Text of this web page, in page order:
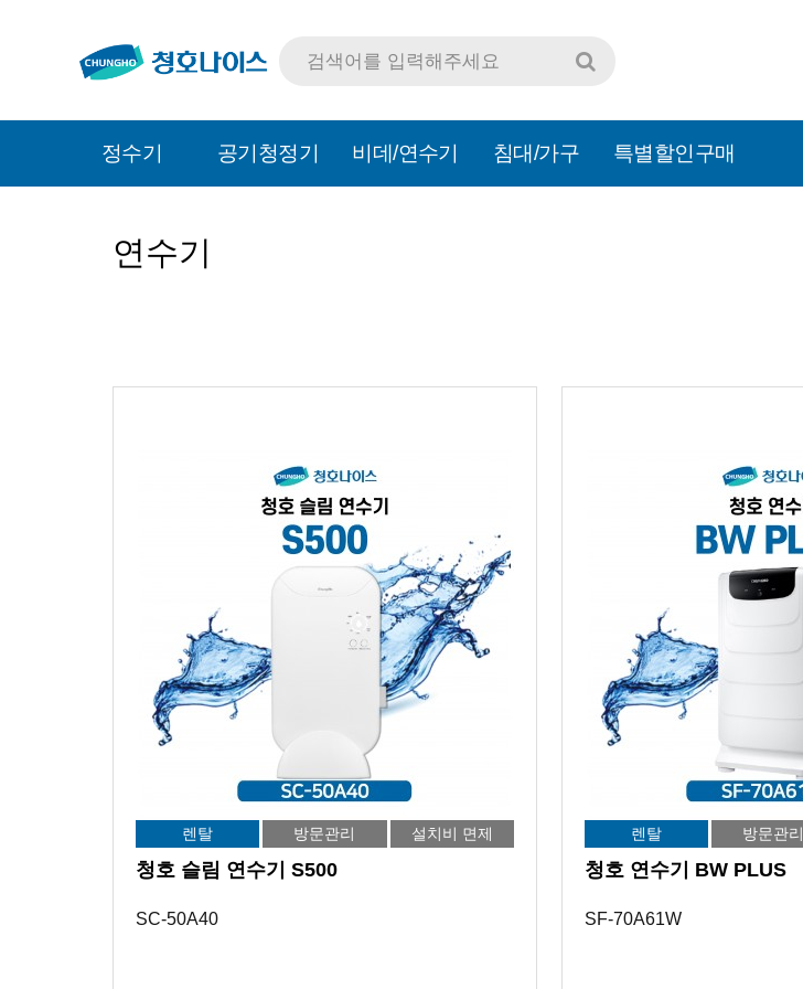
정수기 공기청정기 비데/연수기 침대/가구 특별할인구매
연수기
렌탈 방문관리 설치비 면제
청호 슬림 연수기 S500
SC-50A40
렌탈 방문관리
청호 연수기 BW PLUS
SF-70A61W